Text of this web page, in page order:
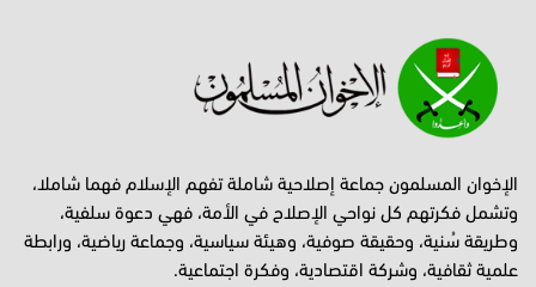
الإخوان المسلمون جماعة إصلاحية شاملة تفهم الإسلام فهما شاملا،
وتشمل فكرتهم كل نواحي الإصلاح في الأمة، فهي دعوة سلفية،
وطريقة سُنية، وحقيقة صوفية، وهيئة سياسية، وجماعة رياضية، ورابطة
علمية ثقافية، وشركة اقتصادية، وفكرة اجتماعية.